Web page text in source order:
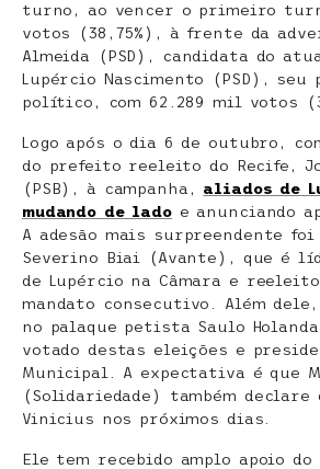
turno, ao vencer o primeiro
votos (38,75%), à frente da
Almeida (PSD), candidata do
Lupércio Nascimento (PSD), seu
político, com 62.289 mil votos
Logo após o dia 6 de outubro,
do prefeito reeleito do Recife,
(PSB), à campanha, aliados de
mudando de ladoe anunciando
A adesão mais surpreendente
Severino Biai (Avante), que é
de Lupércio na Câmara e
mandato consecutivo. Além
no palaque petista Saulo
votado destas eleições e
Municipal. A expectativa é que
(Solidariedade) também declare
Vinicius nos próximos dias.
Ele tem recebido amplo apoio do